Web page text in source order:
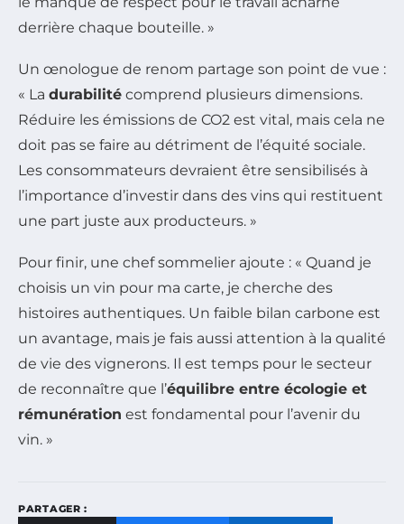
derrière chaque bouteille. »
Un œnologue de renom partage son point de vue :
« La durabilité comprend plusieurs dimensions.
Réduire les émissions de CO2 est vital, mais cela ne
doit pas se faire au détriment de l’équité sociale.
Les consommateurs devraient être sensibilisés à
l’importance d’investir dans des vins qui restituent
une part juste aux producteurs. »
Pour finir, une chef sommelier ajoute : « Quand je
choisis un vin pour ma carte, je cherche des
histoires authentiques. Un faible bilan carbone est
un avantage, mais je fais aussi attention à la qualité
de vie des vignerons. Il est temps pour le secteur
de reconnaître que l’équilibre entre écologie et
rémunération est fondamental pour l’avenir du
vin. »
PARTAGER :